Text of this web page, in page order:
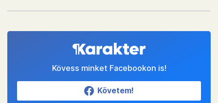
Kövess minket Facebookon is!
Követem!